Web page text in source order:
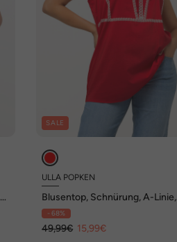
SALE
ULLA POPKEN
Blusentop, Schnürung, A-Linie,
Rundhals, ärmellos
- 68%
49,99€ 15,99€